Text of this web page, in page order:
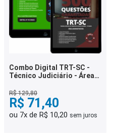
Combo Digital TRT-SC -
Técnico Judiciário - Área
R$ 129,80
R$ 71,40
ou 7x de R$ 10,20 sem juros